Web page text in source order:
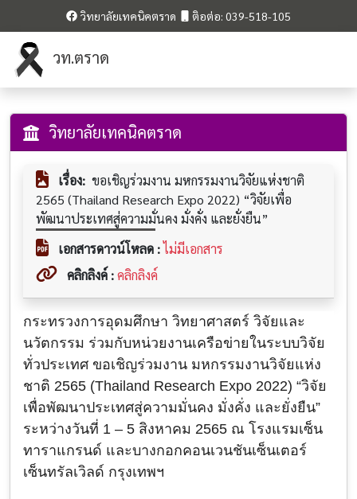
วิทยาลัยเทคนิคตราด ติอต่อ: 039-518-105
วท.ตราด
วิทยาลัยเทคนิคตราด
เรื่อง: ขอเชิญร่วมงาน มหกรรมงานวิจัยแห่งชาติ
2565 (Thailand Research Expo 2022) “วิจัยเพื่อ
พัฒนาประเทศสู่ความมั่นคง มั่งคั่ง และยั่งยืน”
เอกสารดาวน์โหลด : ไม่มีเอกสาร
คลิกลิงค์ :คลิกลิงค์
กระทรวงการอุดมศึกษา วิทยาศาสตร์ วิจัยและ
นวัตกรรม ร่วมกับหน่วยงานเครือข่ายในระบบวิจัย
ทั่วประเทศ ขอเชิญร่วมงาน มหกรรมงานวิจัยแห่ง
ชาติ 2565 (Thailand Research Expo 2022) “วิจัย
เพื่อพัฒนาประเทศสู่ความมั่นคง มั่งคั่ง และยั่งยืน”
ระหว่างวันที่ 1 – 5 สิงหาคม 2565 ณ โรงแรมเซ็น
ทาราแกรนด์ และบางกอกคอนเวนชันเซ็นเตอร์
เซ็นทรัลเวิลด์ กรุงเทพฯ